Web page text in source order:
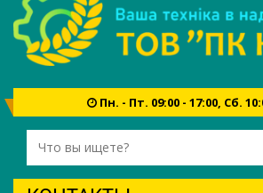
Пн. - Пт. 09:00 - 17:00, Сб.